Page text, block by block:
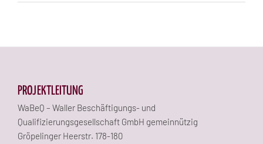
PROJEKTLEITUNG
WaBeQ – Waller Beschäftigungs- und
Qualifizierungsgesellschaft GmbH gemeinnützig
Gröpelinger Heerstr. 178-180